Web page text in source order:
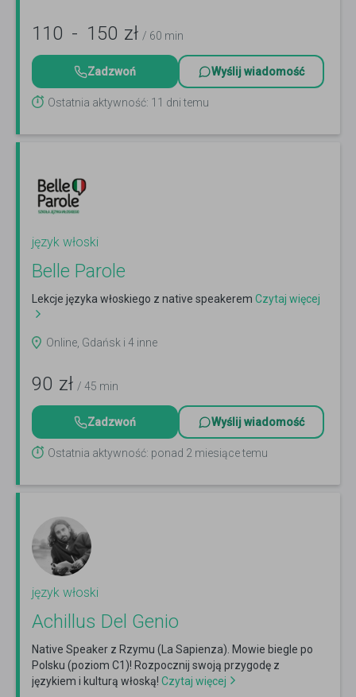
110 - 150 zł / 60 min
Zadzwoń Wyślij wiadomość
Ostatnia aktywność: 11 dni temu
język włoski
Belle Parole
Lekcje języka włoskiego z native speakerem Czytaj więcej
Online, Gdańsk i 4 inne
90 zł / 45 min
Zadzwoń Wyślij wiadomość
Ostatnia aktywność: ponad 2 miesiące temu
język włoski
Achillus Del Genio
Native Speaker z Rzymu (La Sapienza). Mowie biegle po
Polsku (poziom C1)! Rozpocznij swoją przygodę z
językiem i kulturą włoską! Czytaj więcej